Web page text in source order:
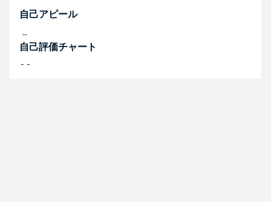
自己アピール
--
自己評価チャート
--